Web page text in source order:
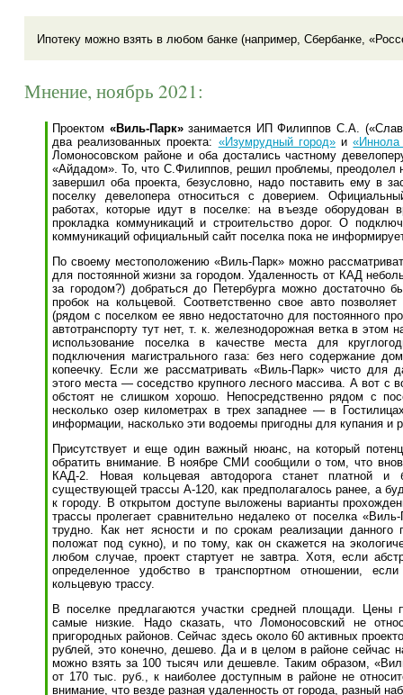
Ипотеку можно взять в любом банке (например, Сбербанке,
Мнение, ноябрь 2021:
Проектом «Виль-Парк»занимается ИП Филиппов С.А.
два реализованных проекта: «Изумрудный город»и«Иннола
Ломоносовском районе и оба достались частному
«Айдадом». То, что С.Филиппов, решил проблемы, преодолел
завершил оба проекта, безусловно, надо поставить ему в
поселку девелопера относиться с доверием.
работах, которые идут в поселке: на въезде
прокладка коммуникаций и строительство дорог. О
коммуникаций официальный сайт поселка пока не
По своему местоположению «Виль-Парк» можно
для постоянной жизни за городом. Удаленность от КАД
за городом?) добраться до Петербурга можно достаточно
пробок на кольцевой. Соответственно свое авто
(рядом с поселком ее явно недостаточно для постоянного
автотранспорту тут нет, т. к. железнодорожная ветка в этом
использование поселка в качестве места для
подключения магистрального газа: без него содержание
копеечку. Если же рассматривать «Виль-Парк» чисто для
этого места — соседство крупного лесного массива. А вот с
обстоят не слишком хорошо. Непосредственно рядом с
несколько озер километрах в трех западнее — в
информации, насколько эти водоемы пригодны для купания и
Присутствует и еще один важный нюанс, на который
обратить внимание. В ноябре СМИ сообщили о том, что
КАД-2. Новая кольцевая автодорога станет платной
существующей трассы А-120, как предполагалось ранее, а
к городу. В открытом доступе выложены варианты
трассы пролегает сравнительно недалеко от поселка
трудно. Как нет ясности и по срокам реализации данного
положат под сукно), и по тому, как он скажется на
любом случае, проект стартует не завтра. Хотя, если
определенное удобство в транспортном отношении,
кольцевую трассу.
В поселке предлагаются участки средней площади. Цены
самые низкие. Надо сказать, что Ломоносовский не
пригородных районов. Сейчас здесь около 60 активных
рублей, это конечно, дешево. Да и в целом в районе сейчас
можно взять за 100 тысяч или дешевле. Таким образом,
от 170 тыс. руб., к наиболее доступным в районе не
внимание, что везде разная удаленность от города, разный